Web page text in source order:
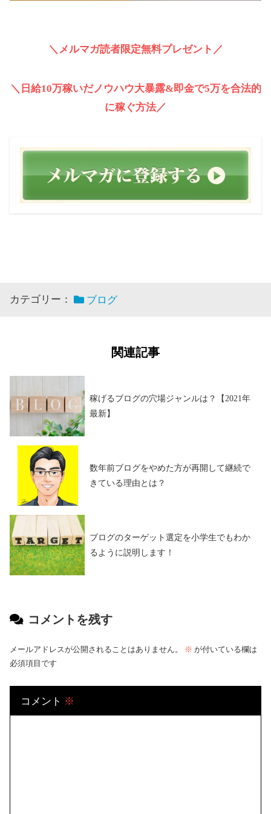
＼メルマガ読者限定無料プレゼント／
＼日給10万稼いだノウハウ大暴露&即金で5万を合法的
に稼ぐ方法／
カテゴリー： ブログ
関連記事
稼げるブログの穴場ジャンルは？【2021年
最新】
数年前ブログをやめた方が再開して継続で
きている理由とは？
ブログのターゲット選定を小学生でもわか
るように説明します！
コメントを残す
メールアドレスが公開されることはありません。 ※ が付いている欄は
必須項目です
コメント ※